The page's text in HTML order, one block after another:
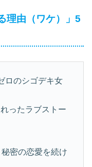
理由（ワケ）」5
ロのシゴデキ女
ったラブストー
密の恋愛を続け